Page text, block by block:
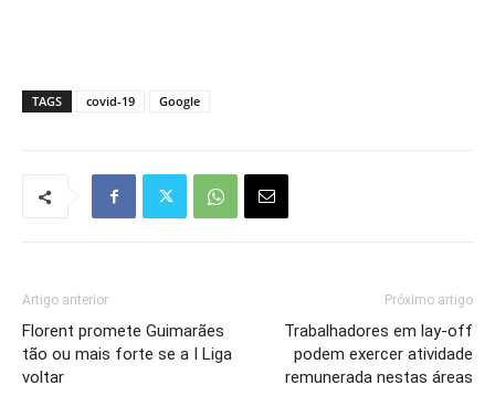
TAGS covid-19 Google
Artigo anterior
Florent promete Guimarães
tão ou mais forte se a I Liga
voltar
Próximo artigo
Trabalhadores em lay-off
podem exercer atividade
remunerada nestas áreas